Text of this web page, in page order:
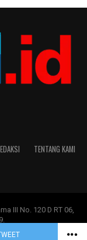
yang siap
arti bagi
lapangan
baru
bertumbuh,
TENTANG KAMI
III No. 120 D RT 06,
Media